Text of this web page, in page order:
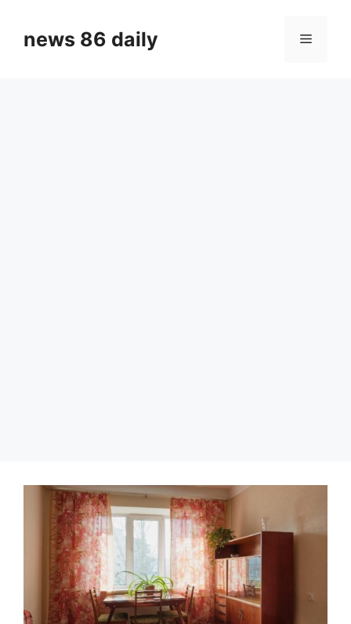
contentnews 86 daily Menu